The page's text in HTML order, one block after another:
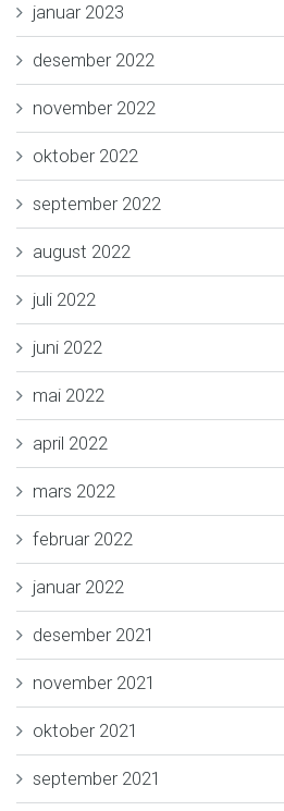
januar 2023
desember 2022
november 2022
oktober 2022
september 2022
august 2022
juli 2022
juni 2022
mai 2022
april 2022
mars 2022
februar 2022
januar 2022
desember 2021
november 2021
oktober 2021
september 2021